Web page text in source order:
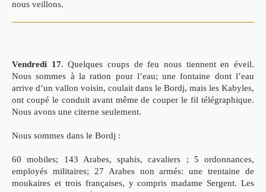
nous veillons.
Vendredi 17. Quelques coups de feu nous tiennent en éveil.
Nous sommes à la ration pour l’eau; une fontaine dont l’eau
arrive d’un vallon voisin, coulait dans le Bordj, mais les Kabyles,
ont coupé le conduit avant même de couper le fil télégraphique.
Nous avons une citerne seulement.
Nous sommes dans le Bordj :
60 mobiles; 143 Arabes, spahis, cavaliers ; 5 ordonnances,
employés militaires; 27 Arabes non armés: une trentaine de
moukaires et trois françaises, y compris madame Sergent. Les